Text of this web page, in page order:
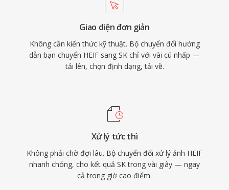
Giao diện đơn giản
Không cần kiến thức kỹ thuật. Bộ chuyển đổi hướng
dẫn bạn chuyển HEIF sang SK chỉ với vài cú nhấp —
tải lên, chọn định dạng, tải về.
Xử lý tức thì
Không phải chờ đợi lâu. Bộ chuyển đổi xử lý ảnh HEIF
nhanh chóng, cho kết quả SK trong vài giây — ngay
cả trong giờ cao điểm.